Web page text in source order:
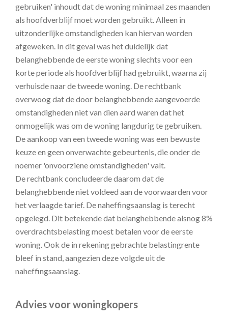
gebruiken' inhoudt dat de woning minimaal zes maanden
als hoofdverblijf moet worden gebruikt. Alleen in
uitzonderlijke omstandigheden kan hiervan worden
afgeweken. In dit geval was het duidelijk dat
belanghebbende de eerste woning slechts voor een
korte periode als hoofdverblijf had gebruikt, waarna zij
verhuisde naar de tweede woning. De rechtbank
overwoog dat de door belanghebbende aangevoerde
omstandigheden niet van dien aard waren dat het
onmogelijk was om de woning langdurig te gebruiken.
De aankoop van een tweede woning was een bewuste
keuze en geen onverwachte gebeurtenis, die onder de
noemer 'onvoorziene omstandigheden' valt.
De rechtbank concludeerde daarom dat de
belanghebbende niet voldeed aan de voorwaarden voor
het verlaagde tarief. De naheffingsaanslag is terecht
opgelegd. Dit betekende dat belanghebbende alsnog 8%
overdrachtsbelasting moest betalen voor de eerste
woning. Ook de in rekening gebrachte belastingrente
bleef in stand, aangezien deze volgde uit de
naheffingsaanslag.
Advies voor woningkopers